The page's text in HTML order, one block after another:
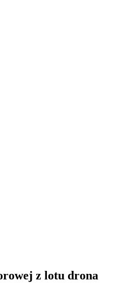
z lotu drona